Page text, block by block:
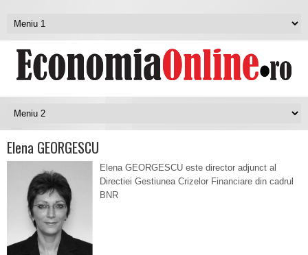
Elena GEORGESCU
Elena GEORGESCU este director adjunct al
Directiei Gestiunea Crizelor Financiare din cadrul
BNR